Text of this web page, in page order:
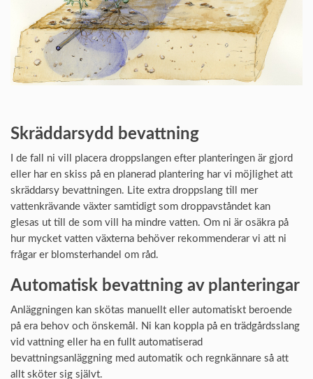
Skräddarsydd bevattning
I de fall ni vill placera droppslangen efter planteringen är gjord
eller har en skiss på en planerad plantering har vi möjlighet att
skräddarsy bevattningen. Lite extra droppslang till mer
vattenkrävande växter samtidigt som droppavståndet kan
glesas ut till de som vill ha mindre vatten. Om ni är osäkra på
hur mycket vatten växterna behöver rekommenderar vi att ni
frågar er blomsterhandel om råd.
Automatisk bevattning av planteringar
Anläggningen kan skötas manuellt eller automatiskt beroende
på era behov och önskemål. Ni kan koppla på en trädgårdsslang
vid vattning eller ha en fullt automatiserad
bevattningsanläggning med automatik och regnkännare så att
allt sköter sig självt.